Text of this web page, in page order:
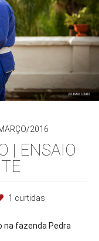
2016
| ENSAIO
1 curtidas
na fazenda Pedra